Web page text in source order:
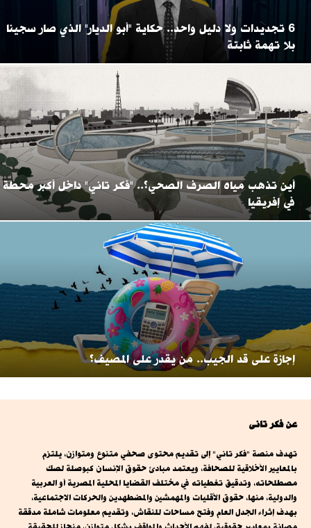
6 تجديدات ولا دليل واحد.. حكاية "أبو الديار" الذي صار سجينا
بلا تهمة ثابتة
أين تذهب مياه الصرف الصحي؟.. "فكر تاني" داخل أكبر محطة
في إفريقيا
إجازة على قد الجيب.. من يقدر على المصيف؟
عن فكر تانى
تهدف منصة "فكر تاني" إلى تقديم محتوى صحفي متنوع ومتوازن، يلتزم
بالمعايير الأخلاقية للصحافة، ويعتمد مبادئ حقوق الإنسان كبوصلة لصك
مصطلحاته، وتدقيق تغطياته في مختلف القضايا المحلية المصرية أو العربية
والدولية، منها، حقوق الأقليات والمهمشين والمضطهدين والحركات الاجتماعية،
بهدف إثراء الجدل العام وفتح مساحات للنقاش، وتقديم معلومات شاملة مدققة